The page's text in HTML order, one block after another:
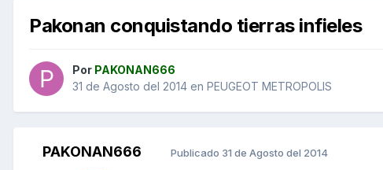
Pakonan conquistando tierras infieles
Por PAKONAN666
31 de Agosto del 2014 en PEUGEOT METROPOLIS
PAKONAN666 Publicado 31 de Agosto del 2014